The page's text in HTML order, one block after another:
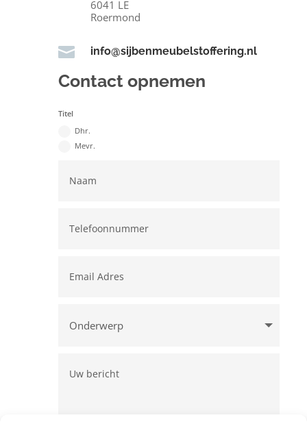
6041 LE
Roermond
 info@sijbenmeubelstoffering.nl
Contact opnemen
Titel
Dhr.
Mevr.